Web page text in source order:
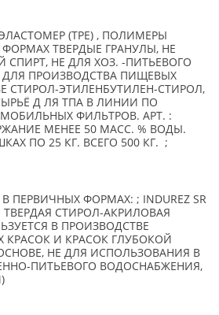
(ТРЕ) , ПОЛИМЕРЫ
ТВЕРДЫЕ ГРАНУЛЫ, НЕ
НЕ ДЛЯ ХОЗ. -ПИТЬЕВОГО
ПРОИЗВОДСТВА ПИЩЕВЫХ
СТИРОЛ-ЭТИЛЕНБУТИЛЕН-СТИРОЛ,
Д ЛЯ ТПА В ЛИНИИ ПО
ФИЛЬТРОВ. АРТ. :
МЕНЕЕ 50 МАСС. % ВОДЫ.
ПО 25 КГ. ВСЕГО 500 КГ. ;
ФОРМАХ: ; INDUREZ SR
ТВЕРДАЯ СТИРОЛ-АКРИЛОВАЯ
В ПРОИЗВОДСТВЕ
КРАСОК И КРАСОК ГЛУБОКОЙ
НЕ ДЛЯ ИСПОЛЬЗОВАНИЯ В
ПИТЬЕВОГО ВОДОСНАБЖЕНИЯ,